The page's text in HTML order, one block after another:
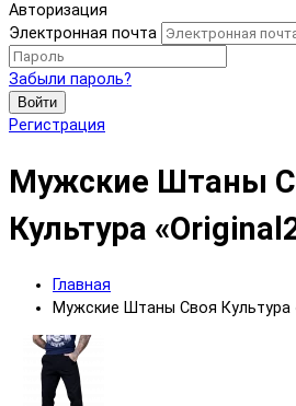
Авторизация
Электронная почта
Забыли пароль?
Войти
Регистрация
Мужские Штаны
Культура
Главная
Мужские Штаны Своя Культура